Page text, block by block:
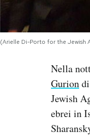
(Arielle Di-Porto for the Jewish
Nella
Gurion
Jewish
ebrei in